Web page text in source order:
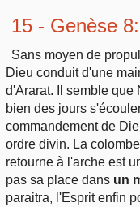
15 - Genèse
Sans moyen de
Dieu conduit d'une
d'Ararat. Il semble que
bien des jours
commandement de
ordre divin. La
retourne à l'arche est
pas sa place dans un
paraitra, l'Esprit enfin